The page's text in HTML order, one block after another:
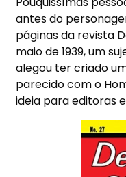
antes do
páginas da revista
maio de 1939, um
alegou ter criado
parecido com o
ideia para editoras